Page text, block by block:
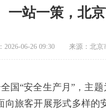
一站一策，北
2026-06-26 09:30 来源：​北京
“安全生产月”，主题
向旅客开展形式多样